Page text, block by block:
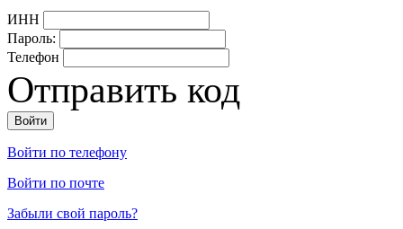
ИНН
Пароль:
Телефон
Отправить код
Войти по телефону
Войти по почте
Забыли свой пароль?